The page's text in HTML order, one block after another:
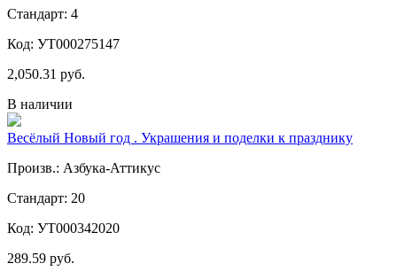
Стандарт: 4
Код: УТ000275147
2,050.31 руб.
В наличии
Весёлый Новый год . Украшения и поделки к празднику
Произв.: Азбука-Аттикус
Стандарт: 20
Код: УТ000342020
289.59 руб.